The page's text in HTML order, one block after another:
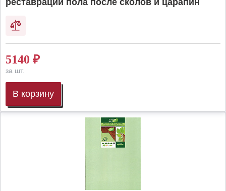
реставрации пола после сколов и царапин
5140 ₽
за шт.
В корзину